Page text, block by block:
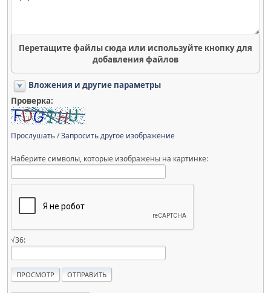
Перетащите файлы сюда или используйте кнопку для
добавления файлов
Вложения и другие параметры
Проверка:
Прослушать/Запросить другое изображение
Наберите символы, которые изображены на картинке:
√36: